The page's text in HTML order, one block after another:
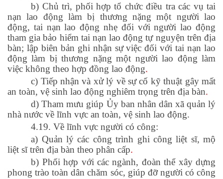
b) Chủ trì, phối hợp tổ chức điều tra các vụ tai
nạn lao động làm bị thương nặng một người lao
động, tai nạn lao động nhẹ đối với người lao động
tham gia bảo hiểm tai nạn lao động tự nguyện trên địa
bàn; lập biên bản ghi nhận sự việc đối với tai nạn lao
động làm bị thương nặng một người lao động làm
việc không theo hợp đồng lao động.
c) Tiếp nhận và xử lý về sự cố kỹ thuật gây mất
an toàn, vệ sinh lao động nghiêm trọng trên địa bàn.
d) Tham mưu giúp Ủy ban nhân dân xã quản lý
nhà nước về lĩnh vực an toàn, vệ sinh lao động.
4.19. Về lĩnh vực người có công:
a) Quản lý các công trình ghi công liệt sĩ, mộ
liệt sĩ trên địa bàn theo phân cấp.
b) Phối hợp với các ngành, đoàn thể xây dựng
phong trào toàn dân chăm sóc, giúp đỡ người có công